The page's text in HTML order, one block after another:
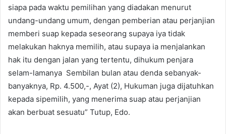
siapa pada waktu pemilihan yang diadakan menurut
undang-undang umum, dengan pemberian atau perjanjian
memberi suap kepada seseorang supaya iya tidak
melakukan haknya memilih, atau supaya ia menjalankan
hak itu dengan jalan yang tertentu, dihukum penjara
selam-lamanya Sembilan bulan atau denda sebanyak-
banyaknya, Rp. 4.500,-, Ayat (2), Hukuman juga dijatuhkan
kepada sipemilih, yang menerima suap atau perjanjian
akan berbuat sesuatu” Tutup, Edo.